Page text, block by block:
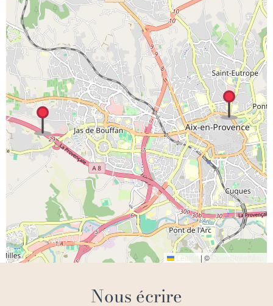
Leaflet | ©OpenStreetMap
Nous écrire